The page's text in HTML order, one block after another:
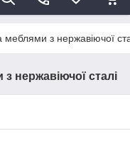
з нержавіючої
нержавіючої сталі